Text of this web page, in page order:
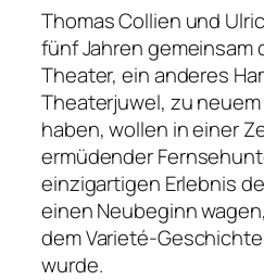
Thomas Collien und
fünf Jahren gemeinsam
Theater, ein anderes
Theaterjuwel, zu
haben, wollen in einer
ermüdender
einzigartigen Erlebnis
einen Neubeginn
dem Varieté-
wurde.